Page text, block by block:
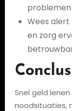
Wees
en zorg
Snel geld
noodsituaties,